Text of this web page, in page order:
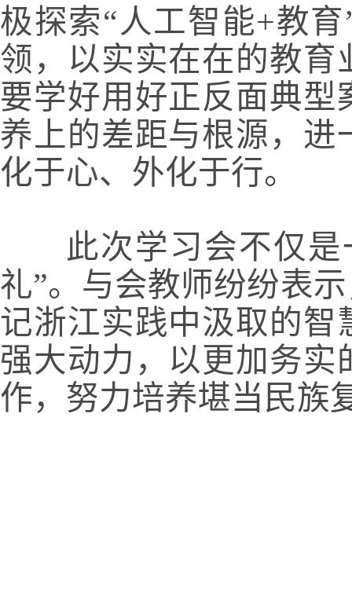
极探索“人工智能+教
领，以实实在在的教
要学好用好正反面典
养上的差距与根源，
化于心、外化于行。
此次学习会不仅是
礼”。与会教师纷纷表
记浙江实践中汲取的
强大动力，以更加务
作，努力培养堪当民族